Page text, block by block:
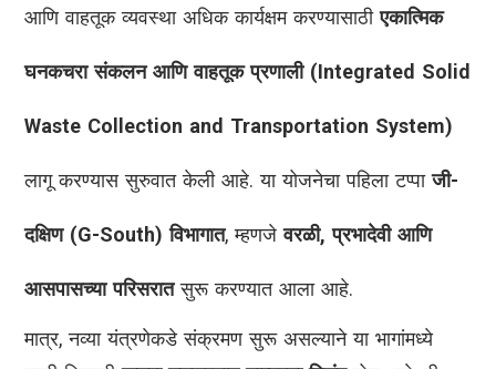
आणि वाहतूक व्यवस्था अधिक कार्यक्षम करण्यासाठीएकात्मिक
घनकचरा संकलन आणि वाहतूक प्रणाली (Integrated Solid
Waste Collection and Transportation System)
लागू करण्यास सुरुवात केली आहे. या योजनेचा पहिला टप्पाजी-
दक्षिण (G-South) विभागात, म्हणजेवरळी, प्रभादेवी आणि
आसपासच्या परिसरातसुरू करण्यात आला आहे.
मात्र, नव्या यंत्रणेकडे संक्रमण सुरू असल्याने या भागांमध्ये